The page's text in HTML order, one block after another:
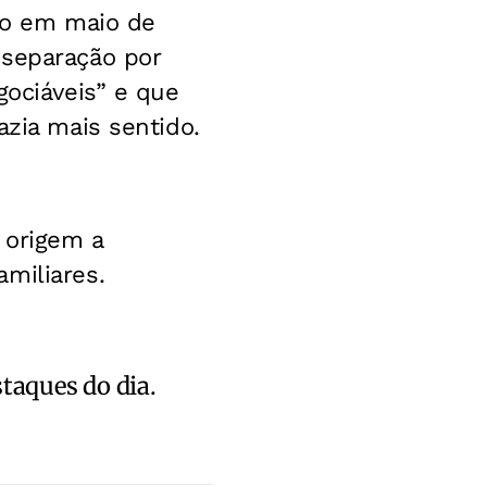
em maio de
por
e que
mais sentido.
a
do dia.